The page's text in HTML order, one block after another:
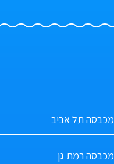
מכבסה תל אביב
מכבסה רמת גן